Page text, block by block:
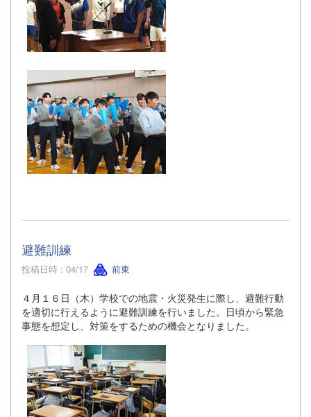
避難訓練
投稿日時 : 04/17 前東
４月１６日（木）学校での地震・火災発生に際し、避難行動
を適切に行えるように避難訓練を行いました。日頃から緊急
事態を想定し、対策をするための機会となりました。